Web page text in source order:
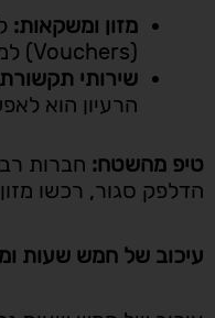
מזון ומשקאות:
(Vouchers) למימוש במסעדות הטרמינל.
שירותי
הרעיון הוא
טיפ מהשטח: חברות
הדלפק סגור, רכשו
עיכוב של חמש שעות